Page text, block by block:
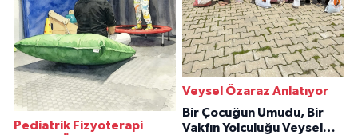
Pediatrik Fizyoterapi
Veysel Özaraz Anlatıyor
Bir Çocuğun Umudu, Bir
Vakfın Yolculuğu Veysel